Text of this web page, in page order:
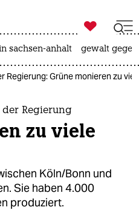
ich

taz zahl ich
sachsen-anhalt gewalt
Regierung: Grüne monieren zu
Regierung
zu viele
Köln/Bonn und
Sie haben 4.000
produziert.